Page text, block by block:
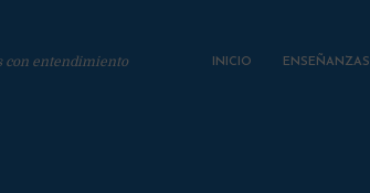
con entendimiento INICIO ENSEÑANZAS